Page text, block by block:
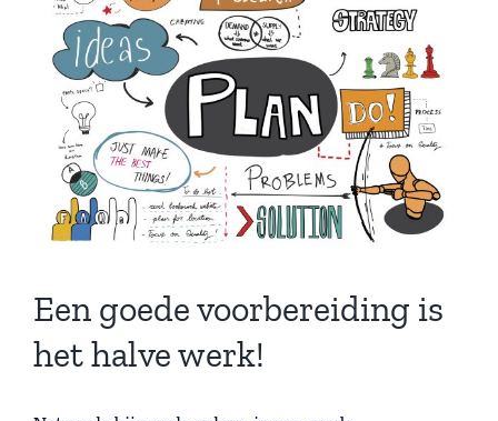
Image
Een goede voorbereiding is
het halve werk!
Lead Generation B2B
Cold calling
Telemarketing
Trainingen
Blog
Contact